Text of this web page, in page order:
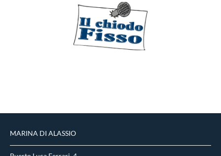
MARINA DI ALASSIO